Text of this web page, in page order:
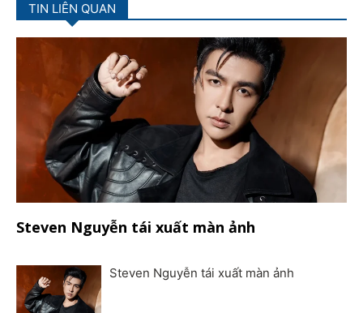
TIN LIÊN QUAN
Steven Nguyễn tái xuất màn ảnh
Steven Nguyễn tái xuất màn ảnh